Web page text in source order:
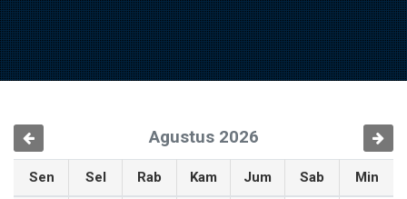
Agustus 2026
Sen Sel Rab Kam Jum Sab Min
Sebelumnya